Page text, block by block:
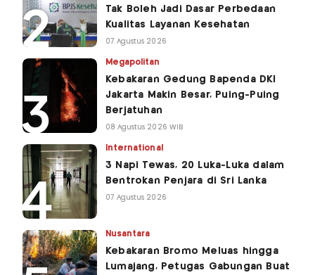
Tak Boleh Jadi Dasar Perbedaan
Kualitas Layanan Kesehatan
07 Agustus 2026
Megapolitan
Kebakaran Gedung Bapenda DKI
Jakarta Makin Besar, Puing-Puing
Berjatuhan
08 Agustus 2026 WIB
International
3 Napi Tewas, 20 Luka-Luka dalam
Bentrokan Penjara di Sri Lanka
07 Agustus 2026
Nusantara
Kebakaran Bromo Meluas hingga
Lumajang, Petugas Gabungan Buat